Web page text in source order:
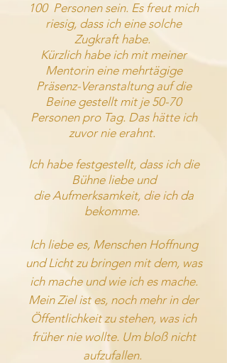
100 Personen sein. Es freut mich
riesig, dass ich eine solche
Zugkraft habe.
Kürzlich habe ich mit meiner
Mentorin eine mehrtägige
Präsenz-Veranstaltung auf die
Beine gestellt mit je 50-70
Personen pro Tag. Das hätte ich
zuvor nie erahnt.
Ich habe festgestellt, dass ich die
Bühne liebe und
dieAufmerksamkeit, die ich da
bekomme.
Ich liebe es, Menschen Hoffnung
und Licht zu bringen mit dem, was
ich mache und wie ich es mache.
Mein Ziel ist es, noch mehr in der
Öffentlichkeit zu stehen, was ich
früher nie wollte. Um bloß nicht
aufzufallen.